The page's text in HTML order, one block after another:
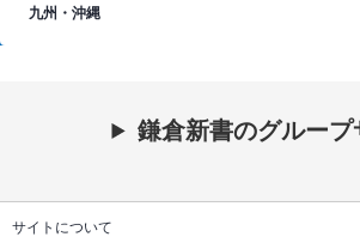
九州・沖縄
鎌倉新書のグループ
サイトについて